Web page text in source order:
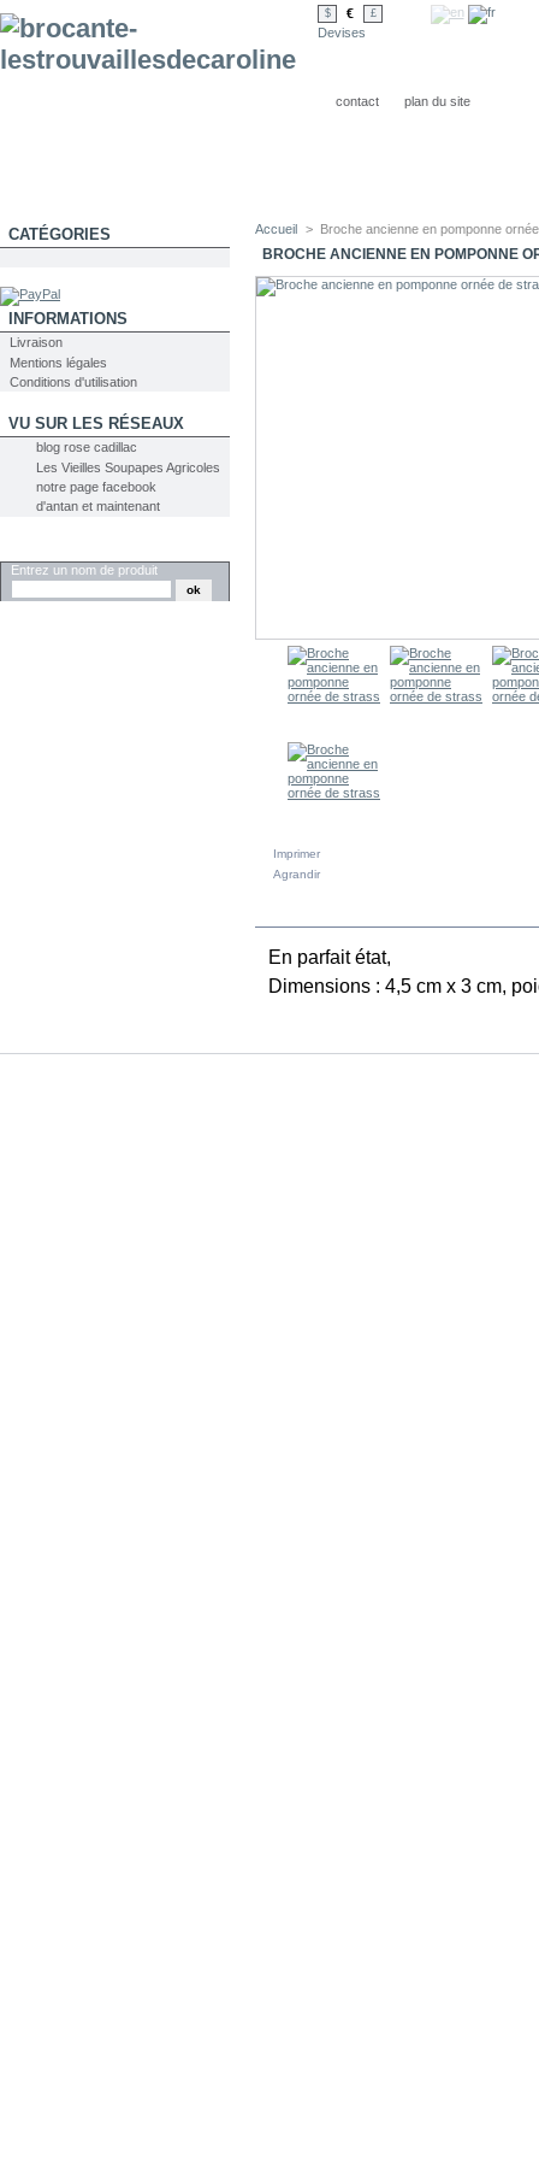
$ € £
Devises
contact plan du site
CATÉGORIES
INFORMATIONS
Livraison
Mentions légales
Conditions d'utilisation
VU SUR LES RÉSEAUX
blog rose cadillac
Les Vieilles Soupapes Agricoles
notre page facebook
d'antan et maintenant
Entrez un nom de produit
Accueil > Broche ancienne en pomponne
BROCHE ANCIENNE EN POMPONNE
Imprimer
Agrandir
En parfait état,
Dimensions : 4,5 cm x 3 cm,